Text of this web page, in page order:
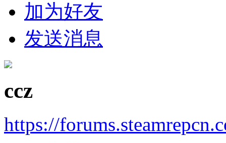
加为好友
发送消息
ccz
https://